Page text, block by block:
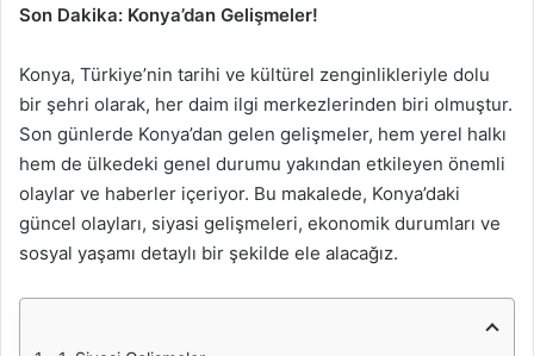
Son Dakika: Konya’dan Gelişmeler!
Konya, Türkiye’nin tarihi ve kültürel zenginlikleriyle dolu
bir şehri olarak, her daim ilgi merkezlerinden biri olmuştur.
Son günlerde Konya’dan gelen gelişmeler, hem yerel halkı
hem de ülkedeki genel durumu yakından etkileyen önemli
olaylar ve haberler içeriyor. Bu makalede, Konya’daki
güncel olayları, siyasi gelişmeleri, ekonomik durumları ve
sosyal yaşamı detaylı bir şekilde ele alacağız.